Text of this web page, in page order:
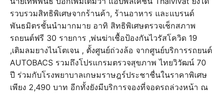
รวบรวมสิทธิพิเศษจากร้านค้า, ร้านอาหาร และแบรนด์
พันธมิตรชั้นนำมากมาย อาทิ สิทธิพิเศษตรวจเช็กสภาพ
รถยนต์ฟรี 30 รายการ ,พ่นฆ่าเชื้อป้องกันไวรัสโควิด 19
,เติมลมยางไนโตเจน , ตั้งศูนย์ถ่วงล้อ จากศูนย์บริการรถยนต์
AUTOBACS รวมถึงโปรแกรมตรวจสุขภาพ ไทยวิวัฒน์ 70
ปี ร่วมกับโรงพยาบาลเกษมราษฎร์ประชาชื่นในราคาพิเศษ
เพียง 2,490 บาท อีกทั้งยังมีบริการจองที่จอดรถล่วงหน้า ณ